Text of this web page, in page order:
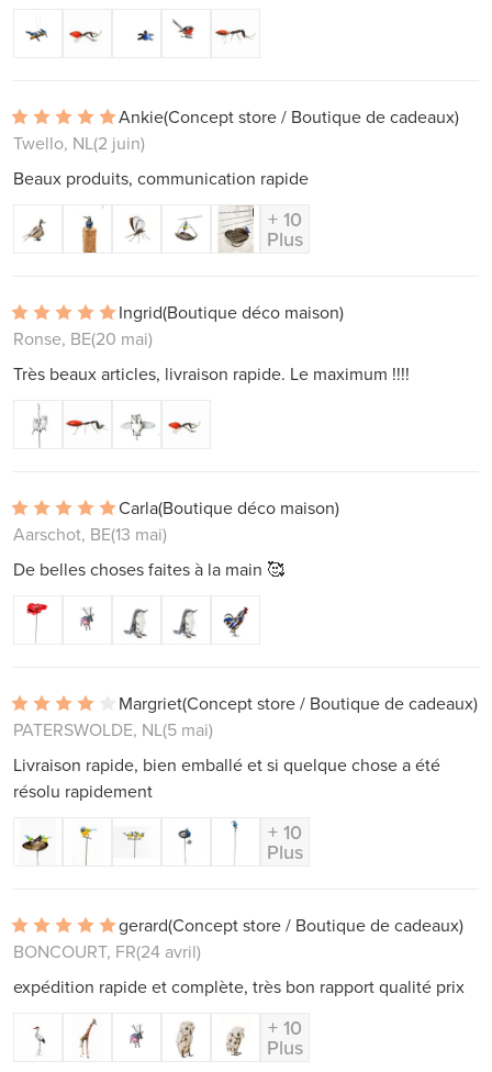
Ankie(Concept store / Boutique de cadeaux)
Twello, NL(2 juin)
Beaux produits, communication rapide
+ 10
Plus
Ingrid(Boutique déco maison)
Ronse, BE(20 mai)
Très beaux articles, livraison rapide. Le maximum !!!!
Carla(Boutique déco maison)
Aarschot, BE(13 mai)
De belles choses faites à la main 🥰
Margriet(Concept store / Boutique de cadeaux)
PATERSWOLDE, NL(5 mai)
Livraison rapide, bien emballé et si quelque chose a été
résolu rapidement
+ 10
Plus
gerard(Concept store / Boutique de cadeaux)
BONCOURT, FR(24 avril)
expédition rapide et complète, très bon rapport qualité prix
+ 10
Plus